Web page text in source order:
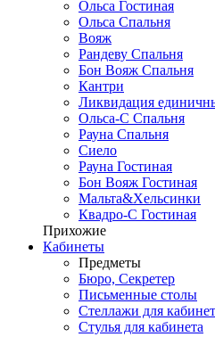
Ольса Гостиная
Ольса Спальня
Вояж
Рандеву Спальня
Бон Вояж Спальня
Кантри
Ликвидация
Ольса-С Спальня
Рауна Спальня
Сиело
Рауна Гостиная
Бон Вояж Гостиная
Мальта&Хельсинки
Квадро-С Гостиная
Прихожие
Кабинеты
Предметы
Бюро, Секретер
Письменные столы
Стеллажи для
Стулья для кабинета